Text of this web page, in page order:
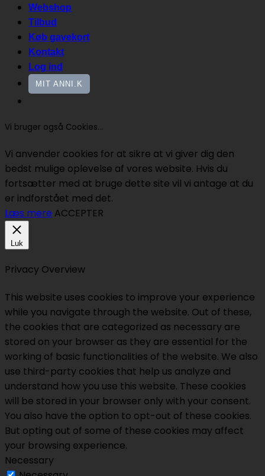
Webshop
Tilbud
Køb gavekort
Kontakt
Log ind
MIT ANNI.K
Vi bruger også Cookies...
Vi anvender cookies for at sikre at vi giver dig den
bedst mulige oplevelse af vores website. Hvis du
fortsætter med at bruge dette site vil vi antage at du
er indforstået med det.
Læs mere ACCEPTER
Luk
Privacy Overview
This website uses cookies to improve your experience
while you navigate through the website. Out of these,
the cookies that are categorized as necessary are
stored on your browser as they are essential for the
working of basic functionalities of the website. We also
use third-party cookies that help us analyze and
understand how you use this website. These cookies
will be stored in your browser only with your consent.
You also have the option to opt-out of these cookies.
But opting out of some of these cookies may affect
your browsing experience.
Necessary